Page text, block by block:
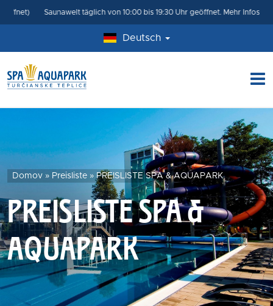
Saunawelt täglich von 10:00 bis 19:30 Uhr geöffnet.Mehr Infos hier
Deutsch
Domov » Preisliste » PREISLISTE SPA & AQUAPARK
PREISLISTE SPA &
AQUAPARK